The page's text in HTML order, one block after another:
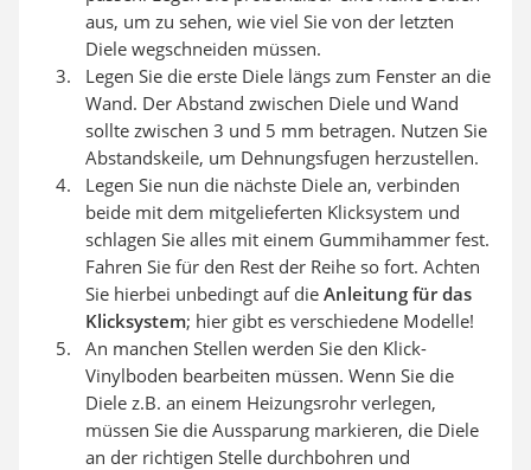
aus, um zu sehen, wie viel Sie von der letzten
Diele wegschneiden müssen.
Legen Sie die erste Diele längs zum Fenster an die
Wand. Der Abstand zwischen Diele und Wand
sollte zwischen 3 und 5 mm betragen. Nutzen Sie
Abstandskeile, um Dehnungsfugen herzustellen.
Legen Sie nun die nächste Diele an, verbinden
beide mit dem mitgelieferten Klicksystem und
schlagen Sie alles mit einem Gummihammer fest.
Fahren Sie für den Rest der Reihe so fort. Achten
Sie hierbei unbedingt auf die Anleitung für das
Klicksystem; hier gibt es verschiedene Modelle!
An manchen Stellen werden Sie den Klick-
Vinylboden bearbeiten müssen. Wenn Sie die
Diele z.B. an einem Heizungsrohr verlegen,
müssen Sie die Aussparung markieren, die Diele
an der richtigen Stelle durchbohren und